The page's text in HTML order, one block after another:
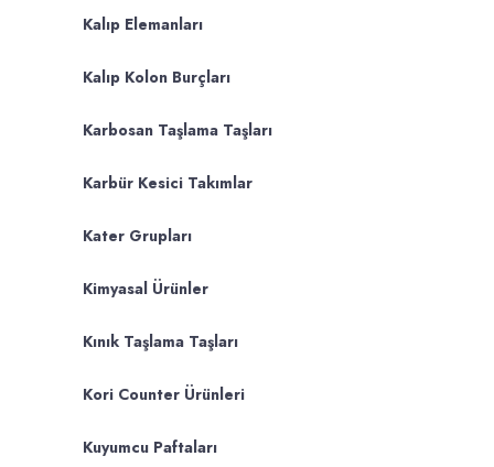
Kalıp Elemanları
Kalıp Kolon Burçları
Karbosan Taşlama Taşları
Karbür Kesici Takımlar
Kater Grupları
Kimyasal Ürünler
Kınık Taşlama Taşları
Kori Counter Ürünleri
Kuyumcu Paftaları